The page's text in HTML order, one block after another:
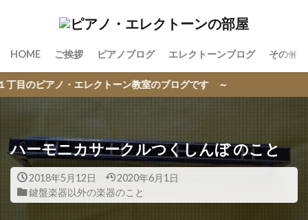
HOME ご挨拶 ピアノブログ エレクトーンブログ その他
ーン教室のブログです ～
ハーモニカサークルつくしんぼ のこと
2018年5月12日
2020年6月1日
鍵盤楽器以外の楽器のこと